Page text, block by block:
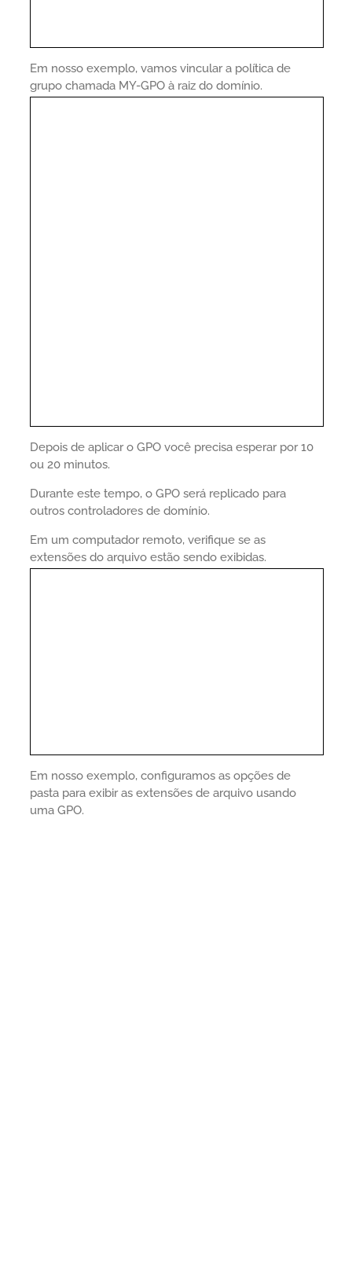
Em nosso exemplo, vamos vincular a política de
grupo chamada MY-GPO à raiz do domínio.
Depois de aplicar o GPO você precisa esperar por 10
ou 20 minutos.
Durante este tempo, o GPO será replicado para
outros controladores de domínio.
Em um computador remoto, verifique se as
extensões do arquivo estão sendo exibidas.
Em nosso exemplo, configuramos as opções de
pasta para exibir as extensões de arquivo usando
uma GPO.